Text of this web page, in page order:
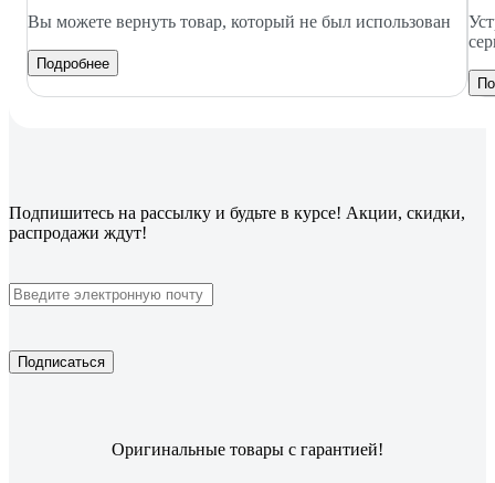
Вы можете вернуть товар, который не был использован
Подробнее
Подпишитесь на рассылку и будьте в курсе! Акции, скидки,
распродажи ждут!
Подписаться
Оригинальные товары с гарантией!